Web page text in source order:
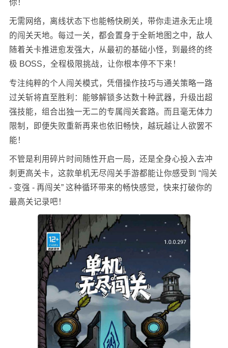
你！
无需网络，离线状态下也能畅快刷关，带你走进永无止境
的闯关天地。每过一关，都会置身于全新地图之中，敌人
随着关卡推进愈发强大，从最初的基础小怪，到最终的终
极 BOSS，全程极限挑战，让你根本停不下来！
专注纯粹的个人闯关模式，凭借操作技巧与通关策略一路
过关斩将直至胜利：能够解锁多达数十种武器，升级出超
强技能，组合出独一无二的专属闯关套路。而且毫无体力
限制，即便失败重新再来也依旧畅快，越玩越让人欲罢不
能！
不管是利用碎片时间随性开启一局，还是全身心投入去冲
刺更高关卡，这款单机无尽闯关手游都能让你感受到 “闯关
- 变强 - 再闯关” 这种循环带来的畅快感觉，快来打破你的
最高关记录吧！